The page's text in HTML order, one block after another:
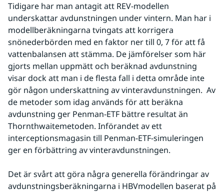
Tidigare har man antagit att REV-modellen
underskattar avdunstningen under vintern. Man har i
modellberäkningarna tvingats att korrigera
snönederbörden med en faktor ner till 0, 7 för att få
vattenbalansen att stämma. De jämförelser som här
gjorts mellan uppmätt och beräknad avdunstning
visar dock att man i de flesta fall i detta område inte
gör någon underskattning av vinteravdunstningen.  Av
de metoder som idag används för att beräkna
avdunstning ger Penman-ETF bättre resultat än
Thornthwaitemetoden. Införandet av ett
interceptionsmagasin till Penman-ETF-simuleringen
ger en förbättring av vinteravdunstningen.
Det är svårt att göra några generella förändringar av
avdunstningsberäkningarna i HBVmodellen baserat på